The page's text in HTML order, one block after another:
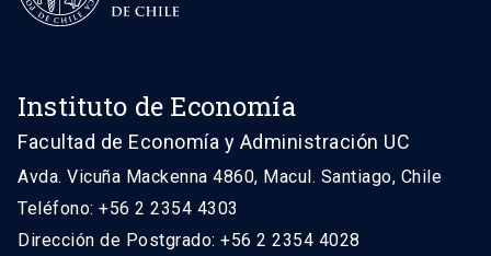
Instituto de Economía
Facultad de Economía y Administración UC
Avda. Vicuña Mackenna 4860, Macul. Santiago, Chile
Teléfono: +56 2 2354 4303
Dirección de Postgrado: +56 2 2354 4028